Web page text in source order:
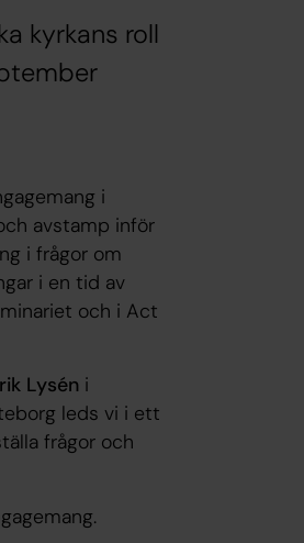
kyrkans roll
i
avstamp inför
i frågor om
i en tid av
och i Act
Lyséni
leds vi i ett
frågor och